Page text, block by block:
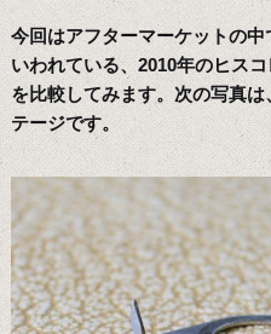
今回はアフターマーケットの
いわれている、2010年のヒス
を比較してみます。次の写真
テージです。